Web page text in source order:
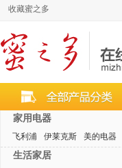
收藏蜜之多
家用电器
飞利浦 伊莱克斯 美的电器
生活家居